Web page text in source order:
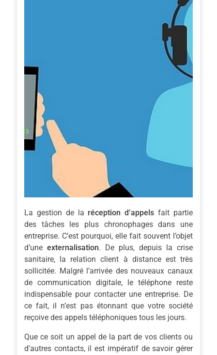
La gestion de la réception d’appels fait partie
des tâches les plus chronophages dans une
entreprise. C’est pourquoi, elle fait souvent l’objet
d’une externalisation. De plus, depuis la crise
sanitaire, la relation client à distance est très
sollicitée. Malgré l’arrivée des nouveaux canaux
de communication digitale, le téléphone reste
indispensable pour contacter une entreprise. De
ce fait, il n’est pas étonnant que votre société
reçoive des appels téléphoniques tous les jours.
Que ce soit un appel de la part de vos clients ou
d’autres contacts, il est impératif de savoir gérer